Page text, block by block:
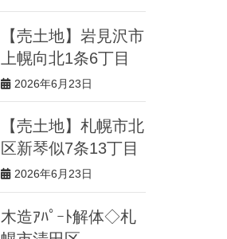
【売土地】岩見沢市
上幌向北1条6丁目
2026年6月23日
【売土地】札幌市北
区新琴似7条13丁目
2026年6月23日
木造ｱﾊﾟｰﾄ解体◇札